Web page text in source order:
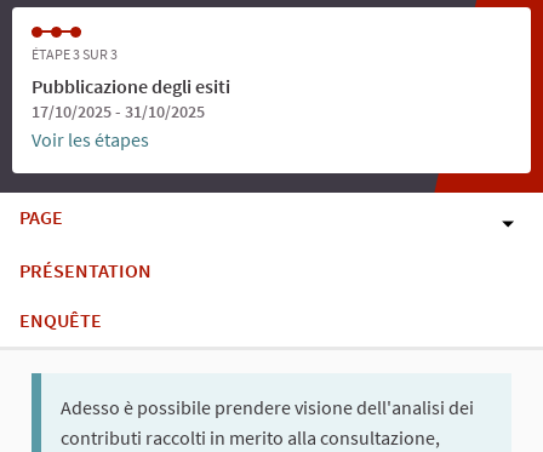
ÉTAPE 3 SUR 3
Pubblicazione degli esiti
17/10/2025 - 31/10/2025
Voir les étapes
PAGE
PRÉSENTATION
ENQUÊTE
Adesso è possibile prendere visione dell'analisi dei
contributi raccolti in merito alla consultazione,